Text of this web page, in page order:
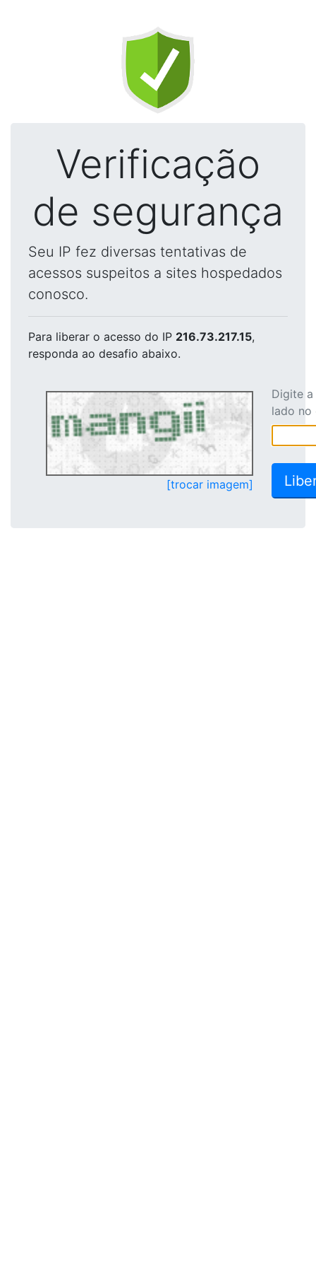
Verificação
de segurança
Seu IP fez diversas tentativas de
acessos suspeitos a sites hospedados
conosco.
Para liberar o acesso do IP 216.73.217.15,
responda ao desafio abaixo.
[trocar imagem]
Digite
lado no